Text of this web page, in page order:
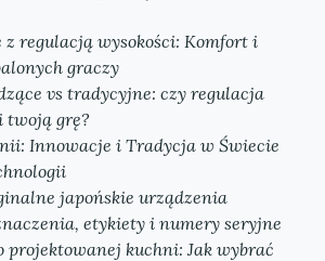
regulacją wysokości: Komfort i
graczy
vs tradycyjne: czy regulacja
twoją grę?
Innowacje i Tradycja w Świecie
japońskie urządzenia
etykiety i numery seryjne
projektowanej kuchni: Jak wybrać